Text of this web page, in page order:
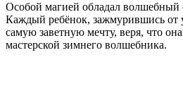
Особой магией обладал волшебный
Каждый ребёнок, зажмурившись от
самую заветную мечту, веря, что
мастерской зимнего волшебника.